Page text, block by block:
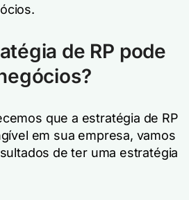
de RP pode
que a estratégia de RP
em sua empresa, vamos
de ter uma estratégia